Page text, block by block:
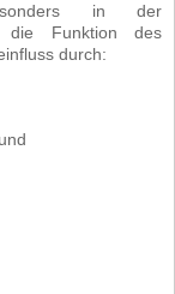
in der
die Funktion des
durch: